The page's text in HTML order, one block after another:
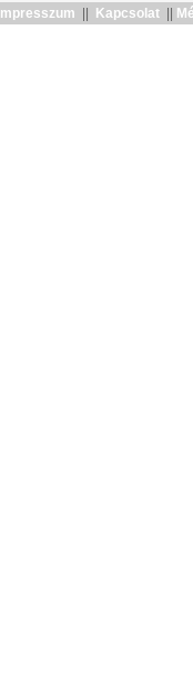
Impresszum Kapcsolat